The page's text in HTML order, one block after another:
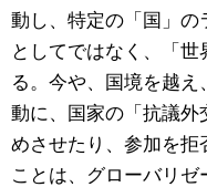
動し、特定の「国」
としてではなく、「
る。今や、国境を越
動に、国家の「抗議
めさせたり、参加を
ことは、グローバリ